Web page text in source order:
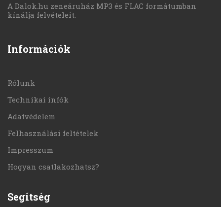
A Dalok.hu zeneáruház MP3 és FLAC formátumban
kínálja felvételeit.
Információk
Rólunk
Technikai infók
Adatvédelem
Felhasználási feltételek
Impresszum
Hogyan csatlakozhatsz?
Segítség